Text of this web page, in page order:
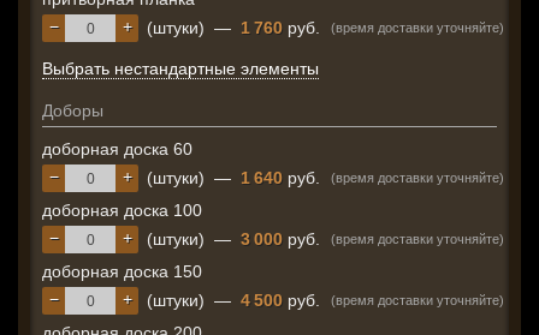
+
− (штуки) — 1 760 руб. (время доставки уточняйте)
Выбрать нестандартные элементы
Доборы
доборная доска 60
+
− (штуки) — 1 640 руб. (время доставки уточняйте)
доборная доска 100
+
− (штуки) — 3 000 руб. (время доставки уточняйте)
доборная доска 150
+
− (штуки) — 4 500 руб. (время доставки уточняйте)